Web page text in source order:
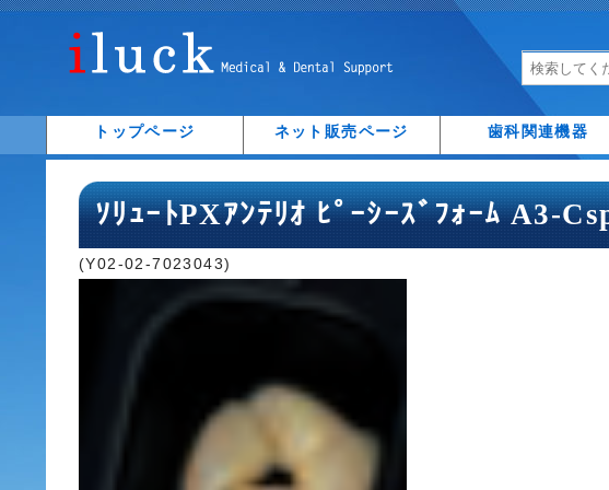
トップページ ネット販売ページ 歯科関連機器
ｿﾘｭｰﾄPXｱﾝﾃﾘｵ ﾋﾟｰｼｰｽﾞﾌｫｰﾑ A3-
(Y02-02-7023043)